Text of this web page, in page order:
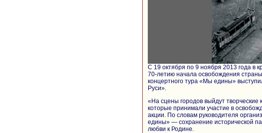
С 19 октября по 9 ноября 2013 года в
70-летию начала освобождения
концертного тура «Мы едины»
Руси».
«На сцены городов выйдут
которые принимали участие в
акции. По словам руководителя
едины» — сохранение исторической
любви к Родине.